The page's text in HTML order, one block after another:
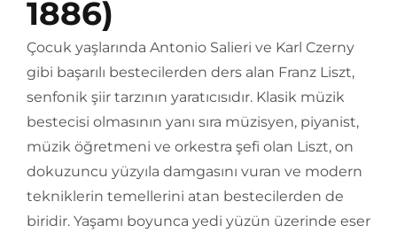
1886)
Çocuk yaşlarında Antonio Salieri ve Karl Czerny
gibi başarılı bestecilerden ders alan Franz Liszt,
senfonik şiir tarzının yaratıcısıdır. Klasik müzik
bestecisi olmasının yanı sıra müzisyen, piyanist,
müzik öğretmeni ve orkestra şefi olan Liszt, on
dokuzuncu yüzyıla damgasını vuran ve modern
tekniklerin temellerini atan bestecilerden de
biridir. Yaşamı boyunca yedi yüzün üzerinde eser